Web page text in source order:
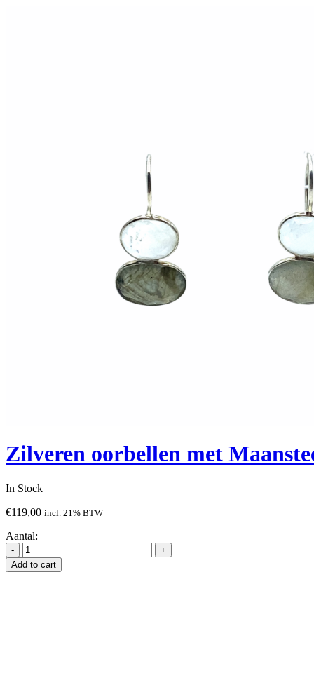
Zilveren oorbellen met
In Stock
€119,00 incl. 21% BTW
Aantal:
Add to cart